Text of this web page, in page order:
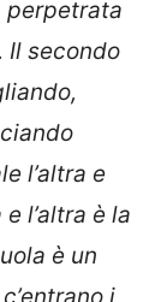
perpetrata
Il secondo
l’altra e
l’altra è la
è un